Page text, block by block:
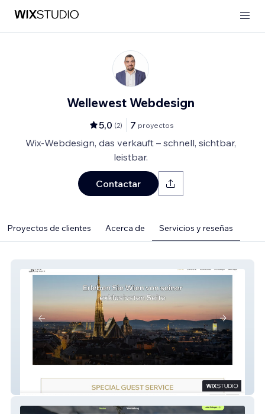
Wellewest Webdesign
5,0 (2) 7 proyectos
Wix-Webdesign, das verkauft – schnell, sichtbar,
leistbar.
Contactar
Proyectos de clientes Acerca de Servicios y reseñas